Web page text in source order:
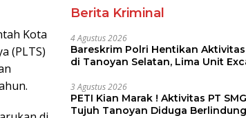
Kota
(PLTS)
Berita Kriminal
4 Agustus 2026
Bareskrim Polri Hentikan Aktivitas
di Tanoyan Selatan, Lima Unit
3 Agustus 2026
PETI Kian Marak ! Aktivitas PT
Tujuh Tanoyan Diduga